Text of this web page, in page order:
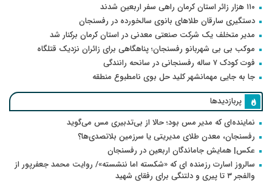
۱۱۰ هزار زائر استان کرمان راهی سفر اربعین شدند
دستگیری سارقان طلاهای بانوی سالخورده در رفسنجان
مدیر متخلف یک شرکت صنعتی معدنی در استان کرمان برکنار شد
موکب بی بی شهربانو رفسنجان؛ پناهگاهی برای زائران نزدیک قتلگاه
فوت کودک ۷ ساله رفسنجانی در سانحه رانندگی
جا به جایی مهمانشهر کلید حل بوی نامطبوع منطقه
پربازدیدها
نماینده‌ای که مدیر مس بود؛ حالا از بی‌تدبیری مس می‌گوید
رفسنجان، معدن طلای مدیریتی یا سرزمین بلاتصدی‌ها؟
عکس| همایش جاماندگان اربعین در رفسنجان
سالروز اسارت رزمنده ای که «شکسته اما ننشسته»/ روایت محمد جعفرپور از
والفجر ۳ تا پیری و دلتنگی برای رفقای شهید